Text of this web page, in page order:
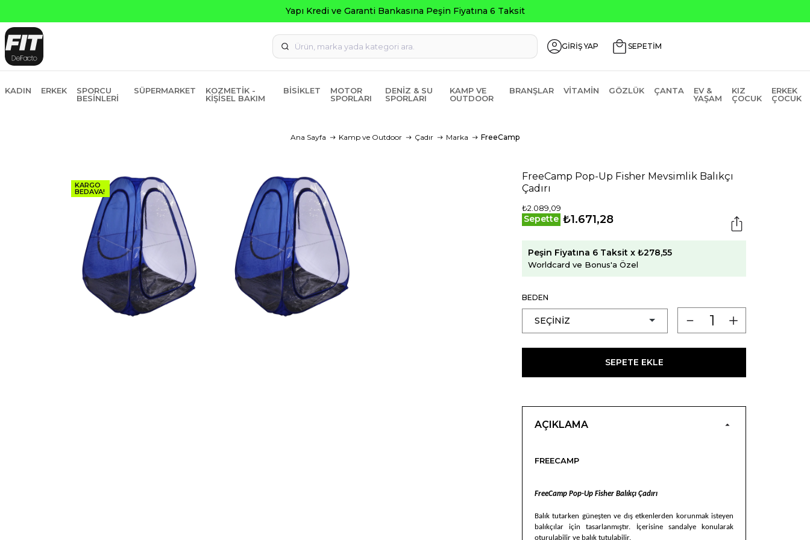
GİRİŞ YAP SEPETİM
KADIN ERKEK
SPORCU
BESINLERI
SÜPERMARKET
KOZMETIK -
KIŞISEL BAKIM
BISIKLET
MOTOR
SPORLARI
DENIZ & SU
SPORLARI
KAMP VE
OUTDOOR
BRANŞLAR VITAMIN GÖZLÜK ÇANTA
EV &
YAŞAM
KIZ
ÇOCUK
ERKEK
ÇOCUK
Ana Sayfa Kamp ve Outdoor Çadır Marka FreeCamp
KARGO
BEDAVA!
FreeCamp Pop-Up Fisher Mevsimlik Balıkçı
Çadırı
₺2.089,09
Sepette ₺1.671,28
Peşin Fiyatına 6 Taksit x ₺278,55
Worldcard ve Bonus'a Özel
BEDEN
SEPETE EKLE
AÇIKLAMA
FREECAMP
FreeCamp Pop-Up Fisher Balıkçı Çadırı
Balık tutarken güneşten ve dış etkenlerden korunmak isteyen
balıkçılar için tasarlanmıştır. İçerisine sandalye konularak
oturulabilir ve balık tutulabilir.